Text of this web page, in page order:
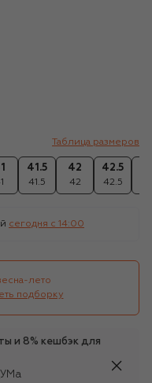
Таблица размеров
41.5
41.5
42
42
42.5
42.5
сегодня c 14:00
лето
подборку
и 8% кешбэк для